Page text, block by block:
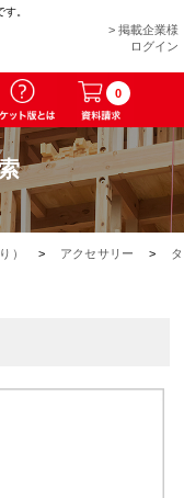
。
> 掲載企業様
ログイン
0
） > アクセサリー >
タ